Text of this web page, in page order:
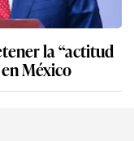
la “actitud
México